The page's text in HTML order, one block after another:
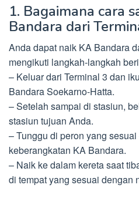
1. Bagaimana cara
Bandara dari
Anda dapat naik KA Bandara
mengikuti langkah-langkah
– Keluar dari Terminal 3 dan
Bandara Soekarno-Hatta.
– Setelah sampai di stasiun,
stasiun tujuan Anda.
– Tunggu di peron yang
keberangkatan KA Bandara.
– Naik ke dalam kereta saat
di tempat yang sesuai dengan